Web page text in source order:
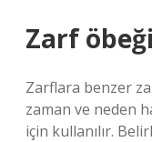
Zarf
Zarflara benzer
zaman ve neden
için kullanılır.